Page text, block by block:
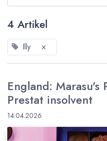
4 Artikel
Illy ×
England: Marasu's
Prestat insolvent
14.04.2026